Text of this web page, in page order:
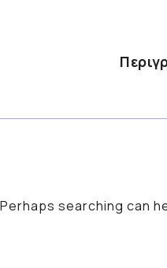
searching can